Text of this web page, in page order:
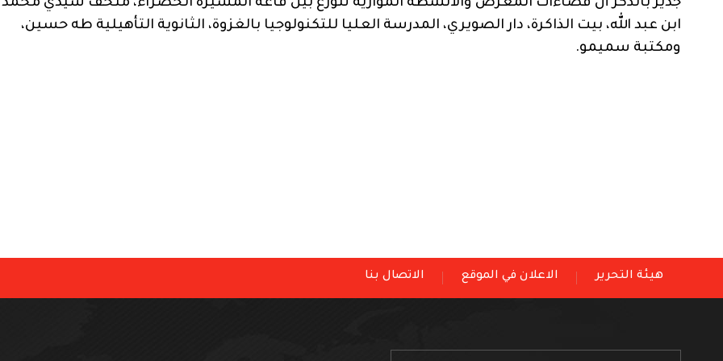
جدير بالذكر أن فضاءات المعرض والأنشطة الموازية تتوزع بين قاعة المسيرة الخضراء، متحف سيدي محمد
ابن عبد الله، بيت الذاكرة، دار الصويري، المدرسة العليا للتكنولوجيا بالغزوة، الثانوية التأهيلية طه حسين،
ومكتبة سميمو.
هيئة التحرير الاعلان في الموقع الاتصال بنا